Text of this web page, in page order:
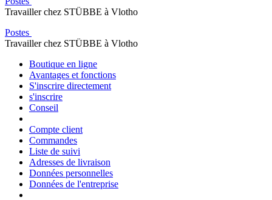
Travailler chez STÜBBE à Vlotho
Postes
Travailler chez STÜBBE à Vlotho
Boutique en ligne
Avantages et fonctions
S'inscrire directement
s'inscrire
Conseil
Compte client
Commandes
Liste de suivi
Adresses de livraison
Données personnelles
Données de l'entreprise